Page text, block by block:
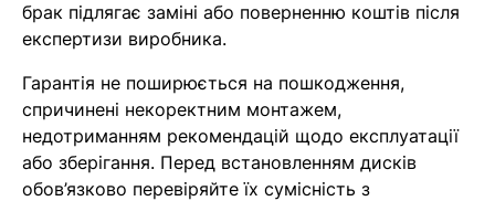
брак підлягає заміні або поверненню коштів після
експертизи виробника.
Гарантія не поширюється на пошкодження,
спричинені некоректним монтажем,
недотриманням рекомендацій щодо експлуатації
або зберігання. Перед встановленням дисків
обов’язково перевіряйте їх сумісність з